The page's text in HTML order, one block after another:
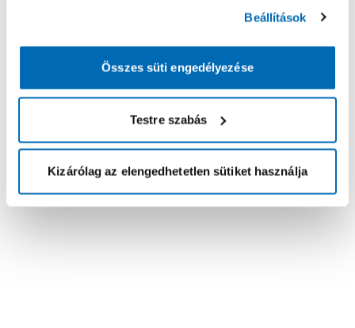
Beállítások
Összes süti engedélyezése
Testre szabás
Kizárólag az elengedhetetlen sütiket használja